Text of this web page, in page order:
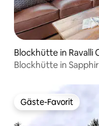
Blockhütte in Ravalli
Blockhütte in
Gäste-Favorit
Gäste-Favorit